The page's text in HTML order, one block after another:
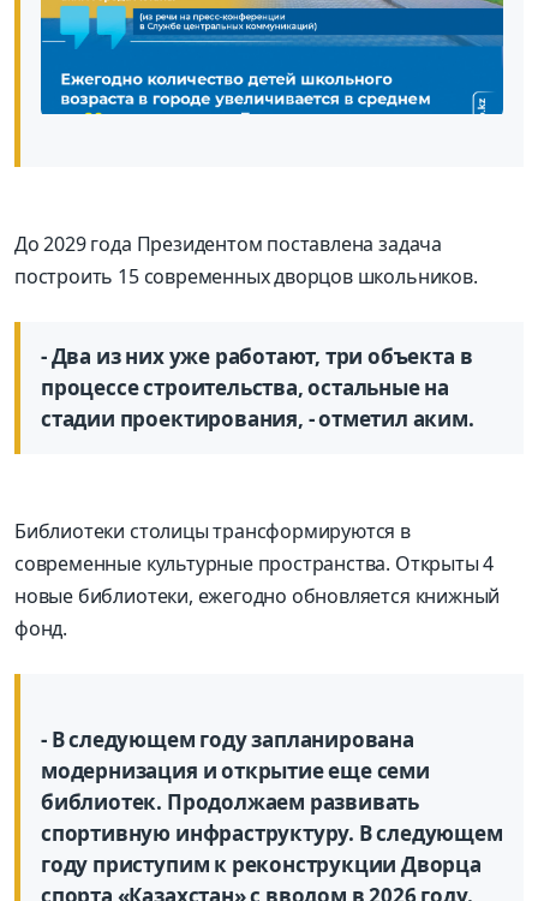
До 2029 года Президентом поставлена задача
построить 15 современных дворцов школьников.
- Два из них уже работают, три объекта в
процессе строительства, остальные на
стадии проектирования, - отметил аким.
Библиотеки столицы трансформируются в
современные культурные пространства. Открыты 4
новые библио­теки, ежегодно обновляется книжный
фонд.
- В следующем году запланирована
модернизация и открытие еще семи
библиотек. Продолжаем развивать
спортивную инфраструктуру. В следующем
году приступим к реконструкции Дворца